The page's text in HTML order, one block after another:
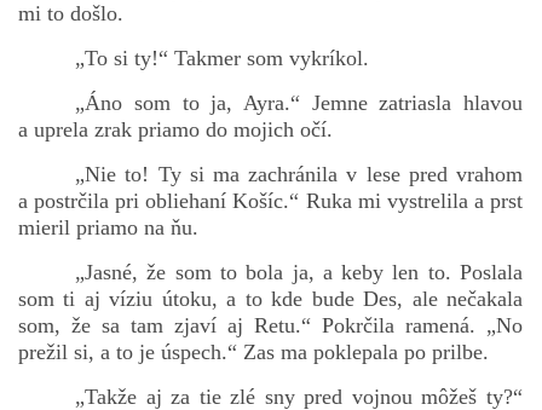
mi to došlo.
„To si ty!“ Takmer som vykríkol.
„Áno som to ja, Ayra.“ Jemne zatriasla hlavou
a uprela zrak priamo do mojich očí.
„Nie to! Ty si ma zachránila v lese pred vrahom
a postrčila pri obliehaní Košíc.“ Ruka mi vystrelila a prst
mieril priamo na ňu.
„Jasné, že som to bola ja, a keby len to. Poslala
som ti aj víziu útoku, a to kde bude Des, ale nečakala
som, že sa tam zjaví aj Retu.“ Pokrčila ramená. „No
prežil si, a to je úspech.“ Zas ma poklepala po prilbe.
„Takže aj za tie zlé sny pred vojnou môžeš ty?“